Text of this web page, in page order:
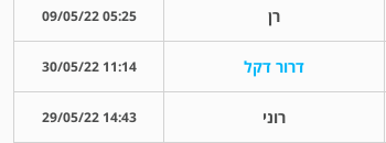
רן 05:25 09/05/22
דרור דקל 11:14 30/05/22
רוני 14:43 29/05/22